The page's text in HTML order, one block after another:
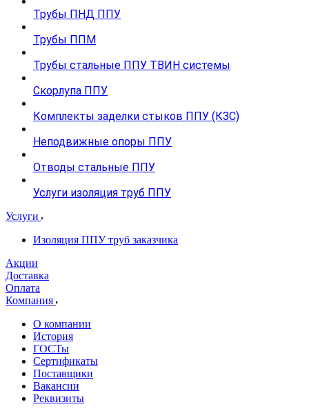
Трубы ПНД ППУ
Трубы ППМ
Трубы стальные ППУ ТВИН системы
Скорлупа ППУ
Комплекты заделки стыков ППУ (КЗС)
Неподвижные опоры ППУ
Отводы стальные ППУ
Услуги изоляция труб ППУ
Услуги
Изоляция ППУ труб заказчика
Акции
Доставка
Оплата
Компания
О компании
История
ГОСТы
Сертификаты
Поставщики
Вакансии
Реквизиты